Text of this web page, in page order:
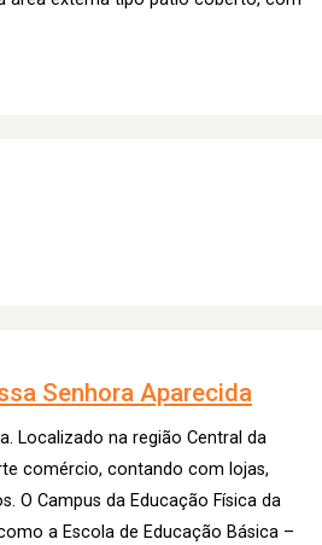
Senhora Aparecida
Localizado na região Central da
comércio, contando com lojas,
O Campus da Educação Física da
a Escola de Educação Básica –